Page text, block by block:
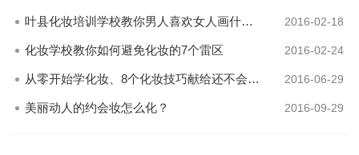
叶县化妆培训学校教你男人喜欢女人画什么样的妆 2016-02-18
化妆学校教你如何避免化妆的7个雷区 2016-02-24
从零开始学化妆、8个化妆技巧献给还不会化妆的你 2016-06-29
美丽动人的约会妆怎么化？ 2016-09-29